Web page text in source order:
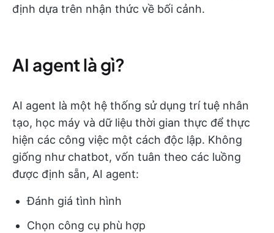
định dựa trên nhận thức về bối cảnh.
AI agent là gì?
AI agent là một hệ thống sử dụng trí tuệ nhân
tạo, học máy và dữ liệu thời gian thực để thực
hiện các công việc một cách độc lập. Không
giống như chatbot, vốn tuân theo các luồng
được định sẵn, AI agent:
Đánh giá tình hình
Chọn công cụ phù hợp